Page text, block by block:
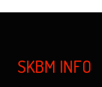
SKBM INFO